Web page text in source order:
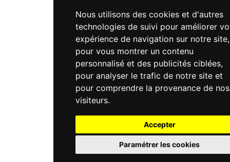
Nous utilisons des cookies et d'autres
technologies de suivi pour améliorer
expérience de navigation sur notre site,
pour vous montrer un contenu
personnalisé et des publicités ciblées,
pour analyser le trafic de notre site et
pour comprendre la provenance de nos
visiteurs.
Accepter
Paramétrer les cookies